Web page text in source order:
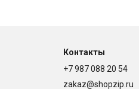
Контакты
+7 987 088 20 54
zakaz@shopzip.ru